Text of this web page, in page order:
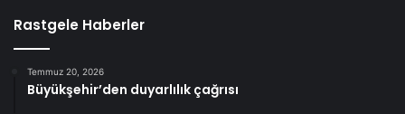
Rastgele Haberler
Temmuz 20, 2026
Büyükşehir’den duyarlılık çağrısı